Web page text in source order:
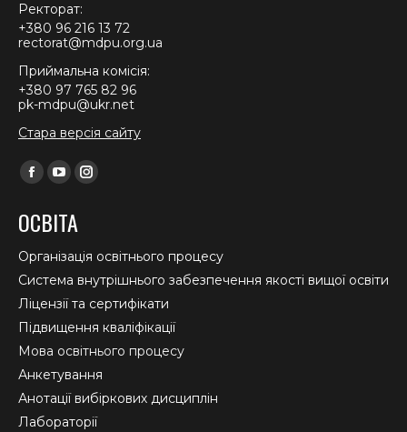
Ректорат:
+380 96 216 13 72
rectorat@mdpu.org.ua
Приймальна комісія:
+380 97 765 82 96
pk-mdpu@ukr.net
Стара версія сайту
Find us on:
Facebook
opens
in
new
window
YouTube
opens
in
new
window
Instagram
in
new
window
ОСВІТА
Організація освітнього процесу
Система внутрішнього забезпечення якості вищої освіти
Ліцензії та сертифікати
Підвищення кваліфікації
Мова освітнього процесу
Анкетування
Анотації вибіркових дисциплін
Лабораторії